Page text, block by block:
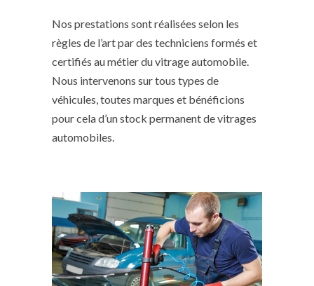
Nos prestations sont réalisées selon les
règles de l’art par des techniciens formés et
certifiés au métier du vitrage automobile.
Nous intervenons sur tous types de
véhicules, toutes marques et bénéficions
pour cela d’un stock permanent de vitrages
automobiles.